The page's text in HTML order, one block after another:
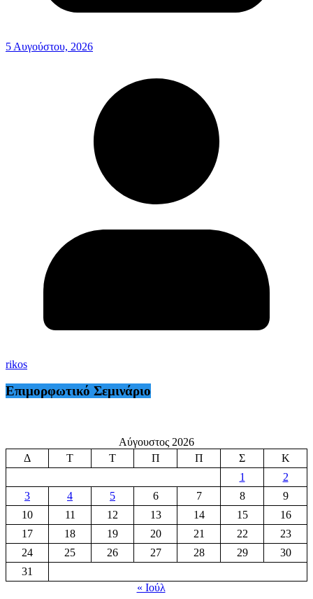
5 Αυγούστου, 2026
rikos
Επιμορφωτικό Σεμινάριο
Αύγουστος 2026
Δ
Τ Τ Π Π Σ
Κ
1
2
3
4 5 6 7 8
9
10
11 12 13 14 15
16
17
18 19 20 21 22
23
24
25 26 27 28 29
30
31
« Ιούλ